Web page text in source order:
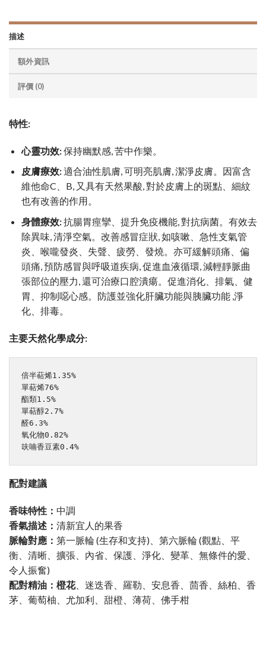
描述
額外資訊
評價 (0)
特性:
心靈功效:保持幽默感, 苦中作樂。
皮膚療效:適合油性肌膚, 可明亮肌膚, 潔淨皮膚。因富含
維他命C、B, 又具有天然果酸, 對於皮膚上的斑點、細紋
也有改善的作用。
身體療效:抗腸胃痙攣、提升免疫機能, 對抗病菌。有效去
除異味, 清淨空氣。改善感冒症狀, 如咳嗽、急性支氣管
炎、喉嚨發炎、失聲、疲勞、發燒。亦可緩解頭痛、偏
頭痛, 預防感冒與呼吸道疾病, 促進血液循環, 減輕靜脈曲
張部位的壓力, 還可治療口腔潰瘍。促進消化、排氣、健
胃、抑制噁心感。防護並強化肝臟功能與胰臟功能 ,淨
化、排毒。
主要天然化學成分:
倍半萜烯1.35%
單萜烯76%
酯類1.5%
單萜醇2.7%
醛6.3%
氧化物0.82%
呋喃香豆素0.4%
配對建議
香味特性： 中調
香氣描述： 清新宜人的果香
脈輪對應： 第一脈輪 (生存和支持)、第六脈輪 (觀點、平
衡、清晰、擴張、內省、保護、淨化、變革、無條件的愛、
令人振奮)
配對精油：橙花、迷迭香、羅勒、安息香、茴香、絲柏、香
茅、葡萄柚、尤加利、甜橙、薄荷、佛手柑